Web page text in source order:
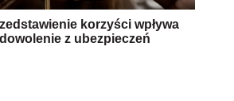
korzyści wpływa
z ubezpieczeń